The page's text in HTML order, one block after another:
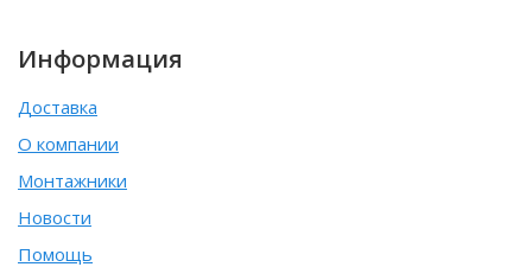
Информация
Доставка
О компании
Монтажники
Новости
Помощь